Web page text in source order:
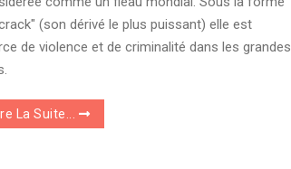
(son dérivé le plus puissant) elle est
de violence et de criminalité dans les grandes
La Suite...